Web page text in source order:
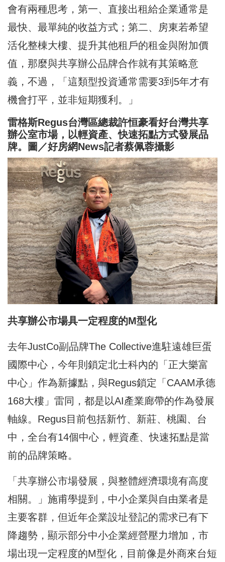
會有兩種思考，第一、直接出租給企業通常是
最快、最單純的收益方式；第二、房東若希望
活化整棟大樓、提升其他租戶的租金與附加價
值，那麼與共享辦公品牌合作就有其策略意
義，不過，「這類型投資通常需要3到5年才有
機會打平，並非短期獲利。」
雷格斯Regus台灣區總裁許恒豪看好台灣共享
辦公室市場，以輕資產、快速拓點方式發展品
牌。圖／好房網News記者蔡佩蓉攝影
共享辦公市場具一定程度的M型化
去年JustCo副品牌The Collective進駐遠雄巨蛋
國際中心，今年則鎖定北士科內的「正大樂富
中心」作為新據點，與Regus鎖定「CAAM承德
168大樓」雷同，都是以AI產業廊帶的作為發展
軸線。Regus目前包括新竹、新莊、桃園、台
中，全台有14個中心，輕資產、快速拓點是當
前的品牌策略。
「共享辦公市場發展，與整體經濟環境有高度
相關。」施甫學提到，中小企業與自由業者是
主要客群，但近年企業設址登記的需求已有下
降趨勢，顯示部分中小企業經營壓力增加，市
場出現一定程度的M型化，目前像是外商來台短